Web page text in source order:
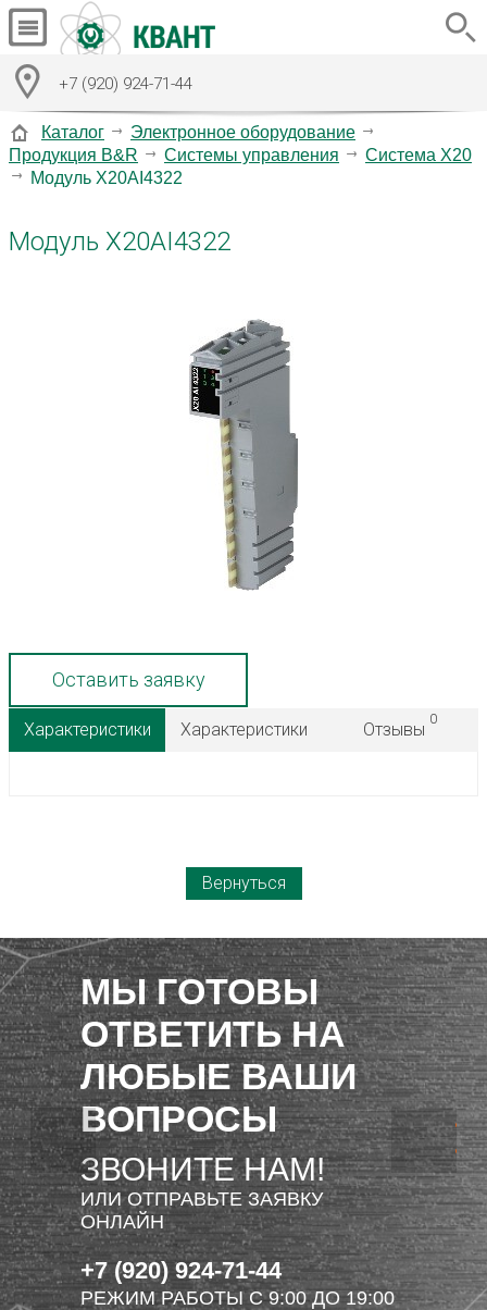
+7 (920) 924-71-44
Каталог
Электронное оборудование
Продукция B&R
Системы управления
Система X20
Модуль X20AI4322
Модуль X20AI4322
Оставить заявку
Характеристики Характеристики Отзывы
0
Вернуться
МЫ ГОТОВЫ
ОТВЕТИТЬ НА
ЛЮБЫЕ ВАШИ
ВОПРОСЫ
ЗВОНИТЕ НАМ!
ИЛИ ОТПРАВЬТЕ ЗАЯВКУ
ОНЛАЙН
+7 (920) 924-71-44
РЕЖИМ РАБОТЫ С 9:00 ДО 19:00